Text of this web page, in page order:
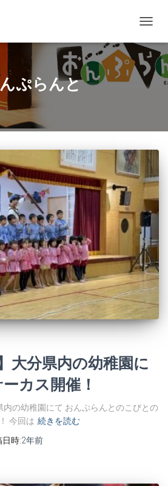
ビ
ゲ
ー
シ
ョ
え
ぷらんと
大分県内の幼稚園に
カス開催！
の幼稚園にて おんぷらんとのこびとの
今回は 続きを読む
日時:2年前